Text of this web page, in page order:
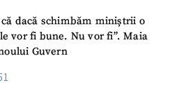
dacă schimbăm miniștrii o
vor fi bune. Nu vor fi”. Maia
Guvern